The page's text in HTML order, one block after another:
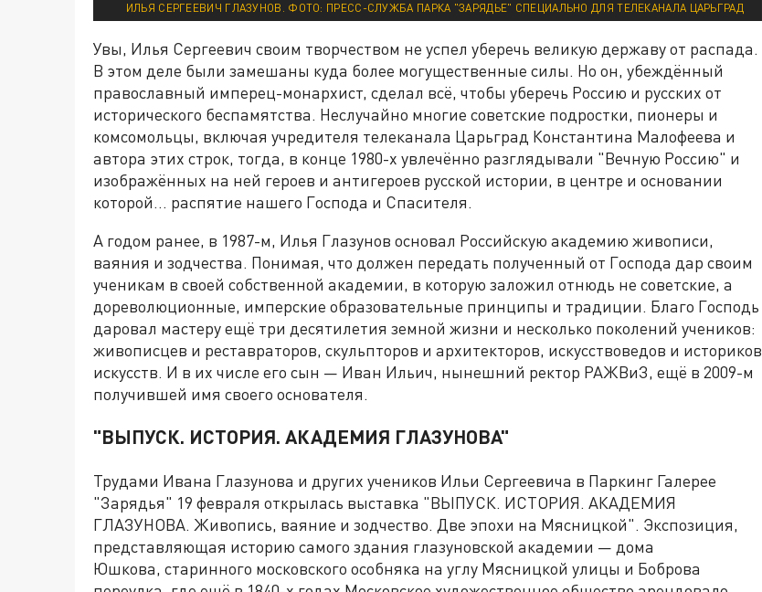
ИЛЬЯ СЕРГЕЕВИЧ ГЛАЗУНОВ. ФОТО: ПРЕСС-СЛУЖБА ПАРКА "ЗАРЯДЬЕ" СПЕЦИАЛЬНО ДЛЯ ТЕЛЕКАНАЛА ЦАРЬГРАД
Увы, Илья Сергеевич своим творчеством не успел уберечь великую державу от распада.
В этом деле были замешаны куда более могущественные силы. Но он, убеждённый
православный имперец-монархист, сделал всё, чтобы уберечь Россию и русских от
исторического беспамятства. Неслучайно многие советские подростки, пионеры и
комсомольцы, включая учредителя телеканала Царьград Константина Малофеева и
автора этих строк, тогда, в конце 1980-х увлечённо разглядывали "Вечную Россию" и
изображённых на ней героев и антигероев русской истории, в центре и основании
которой... распятие нашего Господа и Спасителя.
А годом ранее, в 1987-м, Илья Глазунов основал Российскую академию живописи,
ваяния и зодчества. Понимая, что должен передать полученный от Господа дар своим
ученикам в своей собственной академии, в которую заложил отнюдь не советские, а
дореволюционные, имперские образовательные принципы и традиции. Благо Господь
даровал мастеру ещё три десятилетия земной жизни и несколько поколений учеников:
живописцев и реставраторов, скульпторов и архитекторов, искусствоведов и историков
искусств. И в их числе его сын — Иван Ильич, нынешний ректор РАЖВиЗ, ещё в 2009-м
получившей имя своего основателя.
"ВЫПУСК. ИСТОРИЯ. АКАДЕМИЯ ГЛАЗУНОВА"
Трудами Ивана Глазунова и других учеников Ильи Сергеевича в Паркинг Галерее
"Зарядья" 19 февраля открылась выставка "ВЫПУСК. ИСТОРИЯ. АКАДЕМИЯ
ГЛАЗУНОВА. Живопись, ваяние и зодчество. Две эпохи на Мясницкой". Экспозиция,
представляющая историю самого здания глазуновской академии — дома
Юшкова, старинного московского особняка на углу Мясницкой улицы и Боброва